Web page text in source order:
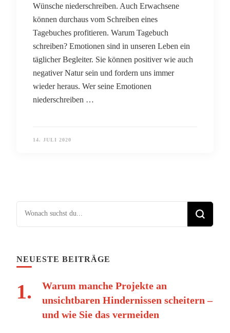
Wünsche niederschreiben. Auch Erwachsene
können durchaus vom Schreiben eines
Tagebuches profitieren. Warum Tagebuch
schreiben? Emotionen sind in unseren Leben ein
täglicher Begleiter. Sie können positiver wie auch
negativer Natur sein und fordern uns immer
wieder heraus. Wer seine Emotionen
niederschreiben …
14. JULI 2020
Suchst du nach etwas?
NEUESTE BEITRÄGE
Warum manche Projekte an
unsichtbaren Hindernissen scheitern –
und wie Sie das vermeiden